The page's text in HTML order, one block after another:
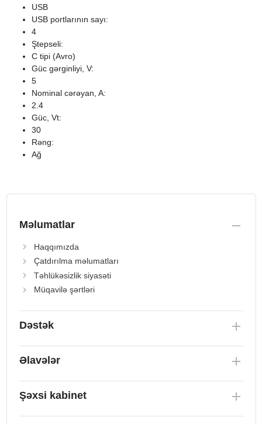
USB
USB portlarının sayı:
4
Ştepseli:
C tipi (Avro)
Güc gərginliyi, V:
5
Nominal cərəyan, A:
2.4
Güc, Vt:
30
Rəng:
Ağ
Məlumatlar
Haqqımızda
Çatdırılma məlumatları
Təhlükəsizlik siyasəti
Müqavilə şərtləri
Dəstək
Əlavələr
Şəxsi kabinet